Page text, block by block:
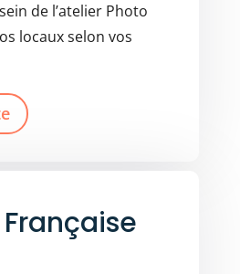
de l’atelier Photo
locaux selon vos
Française